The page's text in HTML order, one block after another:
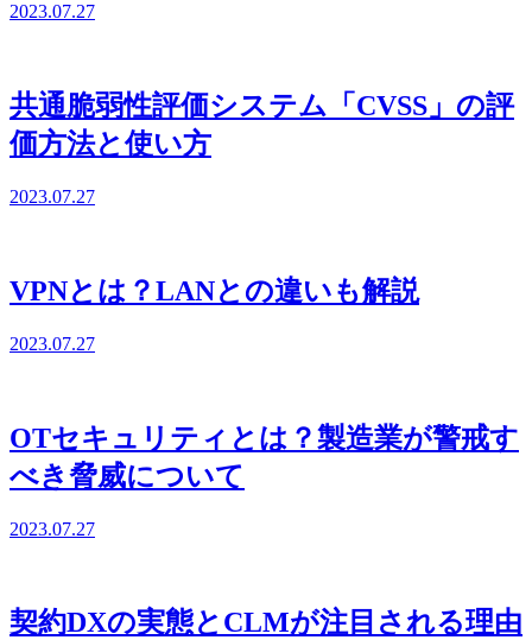
2023.07.27
共通脆弱性評価システム「CVSS」の評
価方法と使い方
2023.07.27
VPNとは？LANとの違いも解説
2023.07.27
OTセキュリティとは？製造業が警戒す
べき脅威について
2023.07.27
契約DXの実態とCLMが注目される理由